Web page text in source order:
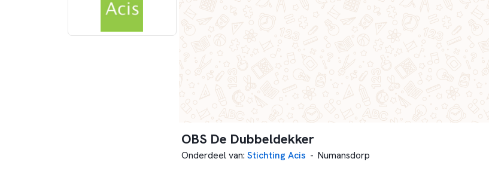
OBS De Dubbeldekker
Onderdeel van: Stichting Acis - Numansdorp